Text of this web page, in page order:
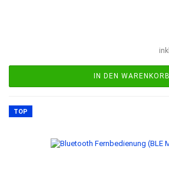
IN DEN WARENKORB
TOP